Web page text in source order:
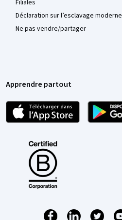
Filiales
Déclaration sur l’esclavage moderne
Ne pas vendre/partager
Apprendre partout